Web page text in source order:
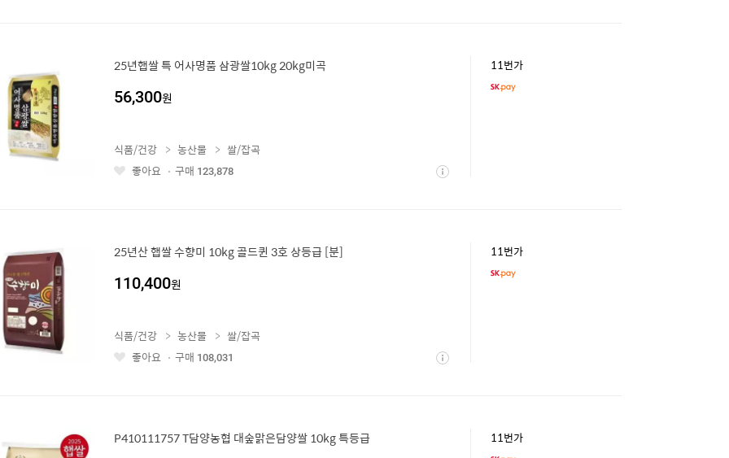
25년햅쌀 특 어사명품 삼광쌀10kg 20kg미곡
56,300원
11번가
좋 상
식품/건강 농산물
쌀/잡곡
좋아요
구매 123,878
25년산 햅쌀 수향미 10kg 골드퀸 3호 상등급 [분]
110,400원
11번가
좋 상
식품/건강 농산물
쌀/잡곡
좋아요
구매 108,031
P410111757 T담양농협 대숲맑은담양쌀 10kg 특등급 11번가